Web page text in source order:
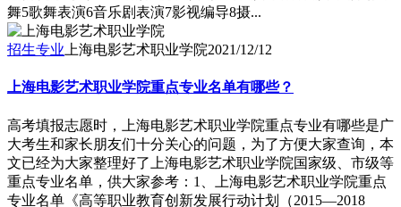
舞5歌舞表演6音乐剧表演7影视编导8摄...
招生专业 上海电影艺术职业学院2021/12/12
上海电影艺术职业学院重点专业名单有哪些？
高考填报志愿时，上海电影艺术职业学院重点专业有哪些是广
大考生和家长朋友们十分关心的问题，为了方便大家查询，本
文已经为大家整理好了上海电影艺术职业学院国家级、市级等
重点专业名单，供大家参考：1、上海电影艺术职业学院重点
专业名单《高等职业教育创新发展行动计划（2015—2018